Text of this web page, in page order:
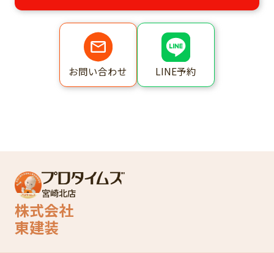
お問い合わせ LINE予約
宮崎北店
株式会社
東建装